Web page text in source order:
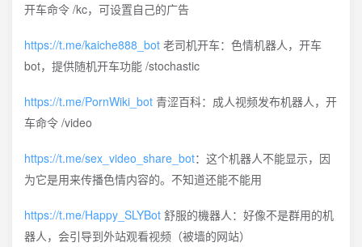
开车命令 /kc，可设置自己的广告
https://t.me/kaiche888_bot 老司机开车：色情机器人，开车
bot，提供随机开车功能 /stochastic
https://t.me/PornWiki_bot 青涩百科：成人视频发布机器人，开
车命令 /video
https://t.me/sex_video_share_bot：这个机器人不能显示，因
为它是用来传播色情内容的。不知道还能不能用
https://t.me/Happy_SLYBot 舒服的機器人：好像不是群用的机
器人，会引导到外站观看视频（被墙的网站）